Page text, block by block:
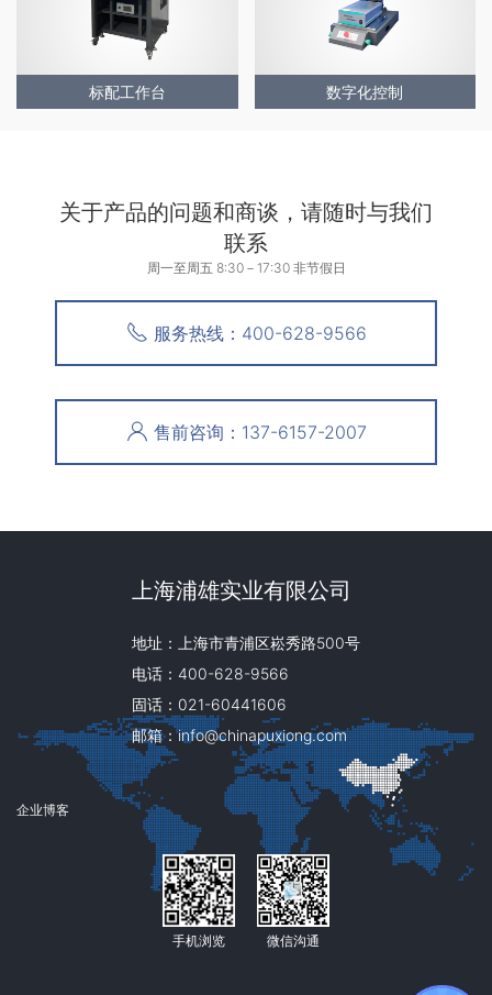
标配工作台 数字化控制
关于产品的问题和商谈，请随时与我们
联系
周一至周五 8:30－17:30 非节假日
服务热线：400-628-9566
售前咨询：137-6157-2007
上海浦雄实业有限公司
地址：上海市青浦区崧秀路500号
电话：400-628-9566
固话：021-60441606
邮箱：info@chinapuxiong.com
企业博客
手机浏览 微信沟通